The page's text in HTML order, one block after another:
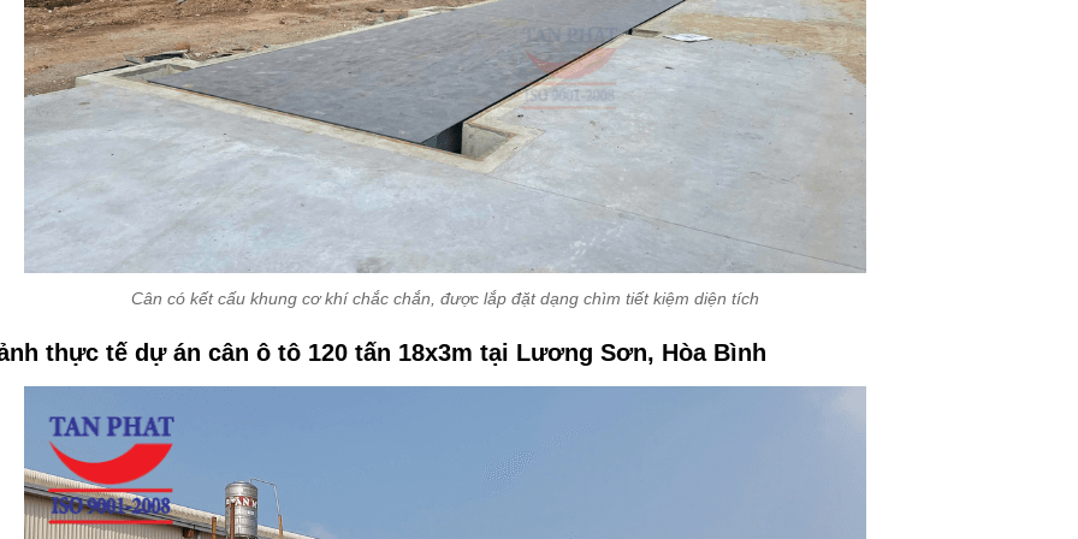
Cân có kết cấu khung cơ khí chắc chắn, được lắp đặt dạng chìm tiết kiệm diện tích
thực tế dự án cân ô tô 120 tấn 18x3m tại Lương Sơn, Hòa Bình